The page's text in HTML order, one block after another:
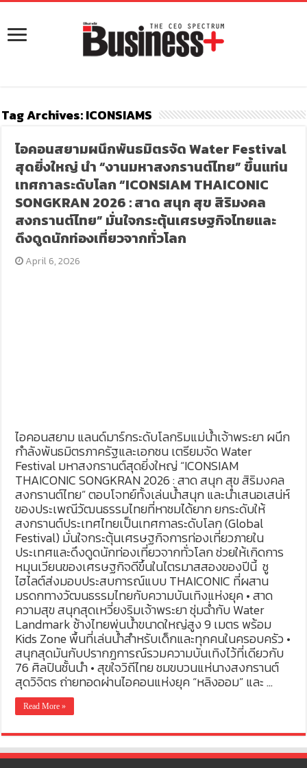
Tag Archives:ICONSIAMS
ไอคอนสยามผนึกพันธมิตรจัด Water Festival
สุดยิ่งใหญ่ นำ “งานมหาสงกรานต์ไทย” ขึ้นแท่น
เทศกาลระดับโลก “ICONSIAM THAICONIC
SONGKRAN 2026 : สาด สนุก สุข สิริมงคล
สงกรานต์ไทย” มั่นใจกระตุ้นเศรษฐกิจไทยและ
ดึงดูดนักท่องเที่ยวจากทั่วโลก
April 6, 2026
ไอคอนสยาม แลนด์มาร์กระดับโลกริมแม่น้ำเจ้าพระยา ผนึก
กำลังพันธมิตรภาครัฐและเอกชน เตรียมจัด Water
Festival มหาสงกรานต์สุดยิ่งใหญ่ “ICONSIAM
THAICONIC SONGKRAN 2026 : สาด สนุก สุข สิริมงคล
สงกรานต์ไทย” ตอบโจทย์ทั้งเล่นน้ำสนุก และนำเสนอเสน่ห์
ของประเพณีวัฒนธรรมไทยที่หาชมได้ยาก ยกระดับให้
สงกรานต์ประเทศไทยเป็นเทศกาลระดับโลก (Global
Festival) มั่นใจกระตุ้นเศรษฐกิจการท่องเที่ยวภายใน
ประเทศและดึงดูดนักท่องเที่ยวจากทั่วโลก ช่วยให้เกิดการ
หมุนเวียนของเศรษฐกิจดีขึ้นในไตรมาสสองของปีนี้ ชู
ไฮไลต์ส่งมอบประสบการณ์แบบ THAICONIC ที่ผสาน
มรดกทางวัฒนธรรมไทยกับความบันเทิงแห่งยุค • สาด
ความสุข สนุกสุดเหวี่ยงริมเจ้าพระยา ชุ่มฉ่ำกับ Water
Landmark ช้างไทยพ่นน้ำขนาดใหญ่สูง 9 เมตร พร้อม
Kids Zone พื้นที่เล่นน้ำสำหรับเด็กและทุกคนในครอบครัว •
สนุกสุดมันกับปรากฏการณ์รวมความบันเทิงไว้ที่เดียวกับ
76 ศิลปินชั้นนำ • สุขใจวิถีไทย ชมขบวนแห่นางสงกรานต์
สุดวิจิตร ถ่ายทอดผ่านไอคอนแห่งยุค “หลิงออม” และ …
Read More »